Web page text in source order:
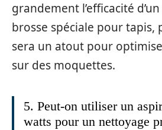
grandement l’efficacité
brosse spéciale pour tapis,
sera un atout pour
sur des moquettes.
5. Peut-on utiliser un
watts pour un nettoyage